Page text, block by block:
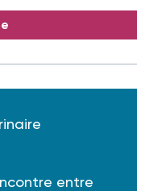
entre